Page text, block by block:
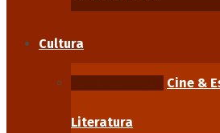
Cultura
Cine &
Literatura